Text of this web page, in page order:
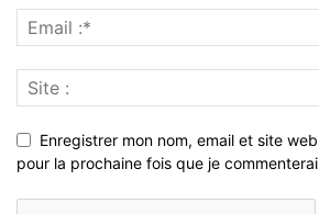
Enregistrer mon nom, email et site
pour la prochaine fois que je